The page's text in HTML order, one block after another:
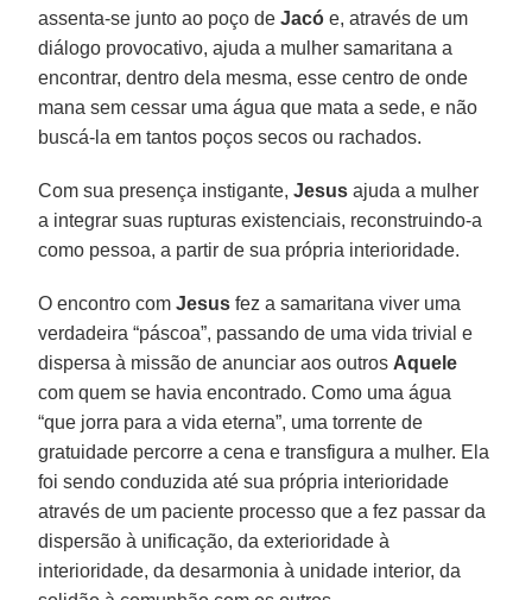
assenta-se junto ao poço deJacó e, através de um
diálogo provocativo, ajuda a mulher samaritana a
encontrar, dentro dela mesma, esse centro de onde
mana sem cessar uma água que mata a sede, e não
buscá-la em tantos poços secos ou rachados.
Com sua presença instigante,Jesus ajuda a mulher
a integrar suas rupturas existenciais, reconstruindo-a
como pessoa, a partir de sua própria interioridade.
O encontro com Jesus fez a samaritana viver uma
verdadeira “páscoa”, passando de uma vida trivial e
dispersa à missão de anunciar aos outros Aquele
com quem se havia encontrado. Como uma água
“que jorra para a vida eterna”, uma torrente de
gratuidade percorre a cena e transfigura a mulher. Ela
foi sendo conduzida até sua própria interioridade
através de um paciente processo que a fez passar da
dispersão à unificação, da exterioridade à
interioridade, da desarmonia à unidade interior, da